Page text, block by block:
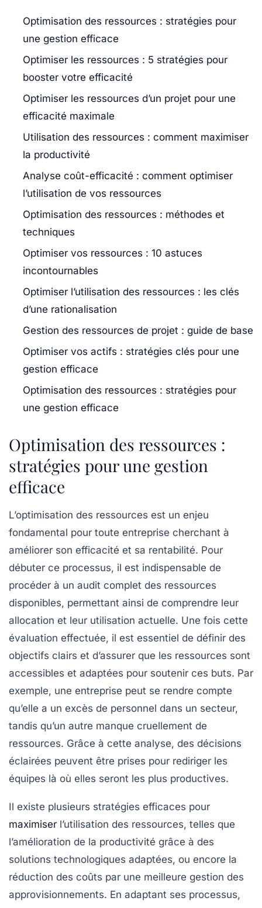
Optimisation des ressources : stratégies pour
une gestion efficace
Optimiser les ressources : 5 stratégies pour
booster votre efficacité
Optimiser les ressources d’un projet pour une
efficacité maximale
Utilisation des ressources : comment maximiser
la productivité
Analyse coût-efficacité : comment optimiser
l’utilisation de vos ressources
Optimisation des ressources : méthodes et
techniques
Optimiser vos ressources : 10 astuces
incontournables
Optimiser l’utilisation des ressources : les clés
d’une rationalisation
Gestion des ressources de projet : guide de base
Optimiser vos actifs : stratégies clés pour une
gestion efficace
Optimisation des ressources : stratégies pour
une gestion efficace
Optimisation des ressources :
stratégies pour une gestion
efficace
L’optimisation des ressources est un enjeu
fondamental pour toute entreprise cherchant à
améliorer son efficacité et sa rentabilité. Pour
débuter ce processus, il est indispensable de
procéder à un audit complet des ressources
disponibles, permettant ainsi de comprendre leur
allocation et leur utilisation actuelle. Une fois cette
évaluation effectuée, il est essentiel de définir des
objectifs clairs et d’assurer que les ressources sont
accessibles et adaptées pour soutenir ces buts. Par
exemple, une entreprise peut se rendre compte
qu’elle a un excès de personnel dans un secteur,
tandis qu’un autre manque cruellement de
ressources. Grâce à cette analyse, des décisions
éclairées peuvent être prises pour rediriger les
équipes là où elles seront les plus productives.
Il existe plusieurs stratégies efficaces pour
maximiser l’utilisation des ressources, telles que
l’amélioration de la productivité grâce à des
solutions technologiques adaptées, ou encore la
réduction des coûts par une meilleure gestion des
approvisionnements. En adaptant ses processus,